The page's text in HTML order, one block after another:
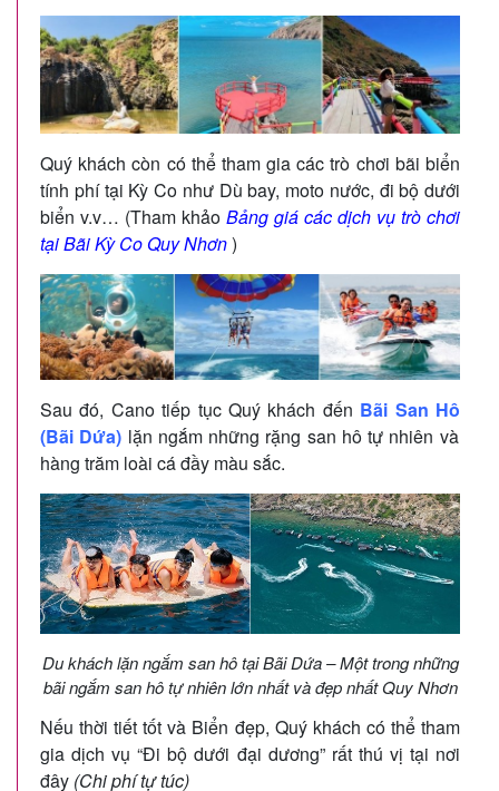
Quý khách còn có thể tham gia các trò chơi bãi biển
tính phí tại Kỳ Co như Dù bay, moto nước, đi bộ dưới
biển v.v… (Tham khảo Bảng giá các dịch vụ trò chơi
tại Bãi Kỳ Co Quy Nhơn)
Sau đó, Cano tiếp tục Quý khách đến Bãi San Hô
(Bãi Dứa) lặn ngắm những rặng san hô tự nhiên và
hàng trăm loài cá đầy màu sắc.
Du khách lặn ngắm san hô tại Bãi Dứa – Một trong những
bãi ngắm san hô tự nhiên lớn nhất và đẹp nhất Quy Nhơn
Nếu thời tiết tốt và Biển đẹp, Quý khách có thể tham
gia dịch vụ “Đi bộ dưới đại dương” rất thú vị tại nơi
đây (Chi phí tự túc)